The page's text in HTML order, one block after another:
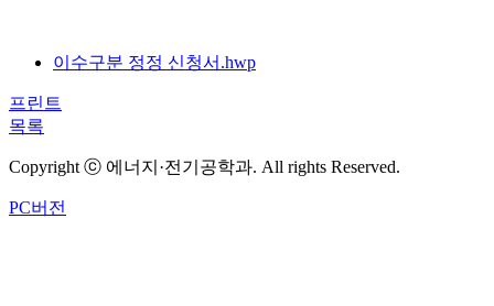
이수구분 정정 신청서.hwp
프린트
목록
Copyright ⓒ 에너지·전기공학과. All rights Reserved.
PC버전